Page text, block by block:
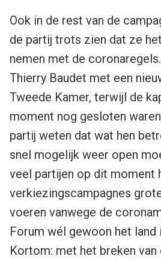
Ook in de rest van de
de partij trots zien dat ze
nemen met de
Thierry Baudet met een
Tweede Kamer, terwijl de
moment nog gesloten
partij weten dat wat hen
snel mogelijk weer open
veel partijen op dit moment
verkiezingscampagnes
voeren vanwege de
Forum wél gewoon het land
Kortom: met het breken